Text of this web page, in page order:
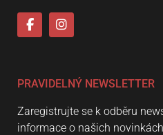
PRAVIDELNÝ NEWSLETTER
Zaregistrujte se k odběru
informace o našich